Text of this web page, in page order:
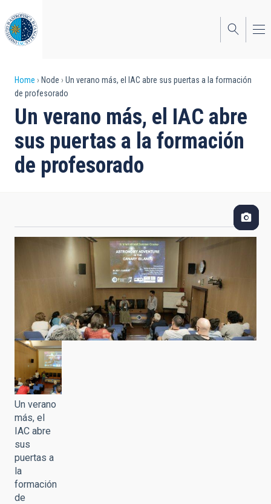
to
main
content
Breadcrumb
Home Node
Un verano más, el IAC abre sus puertas a la formación
de profesorado
Un verano más, el IAC abre
sus puertas a la formación
de profesorado
Un verano
más, el
IAC abre
sus
puertas a
la
formación
de